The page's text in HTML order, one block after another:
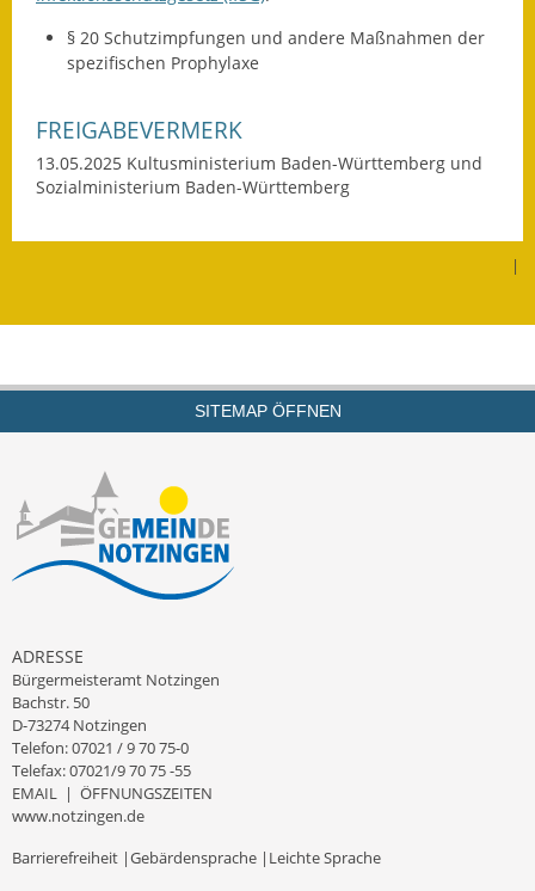
Bürgerhaus
Kinderbetreuung
Kirchen
§ 20 Schutzimpfungen und andere Maßnahmen der
spezifischen Prophylaxe
FREIGABEVERMERK
13.05.2025 Kultusministerium Baden-Württemberg und
Sozialministerium Baden-Württemberg
|
SITEMAP ÖFFNEN
ADRESSE
Bürgermeisteramt Notzingen
Bachstr. 50
D-73274 Notzingen
Telefon: 07021 / 9 70 75-0
Telefax: 07021/9 70 75 -55
EMAIL | ÖFFNUNGSZEITEN
www.notzingen.de
Barrierefreiheit |Gebärdensprache | Leichte Sprache